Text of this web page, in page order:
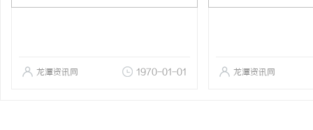
龙潭资讯网 1970-01-01 龙潭资讯网